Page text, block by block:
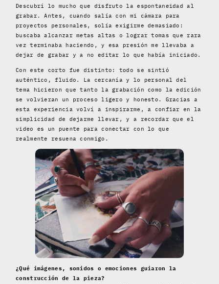
Descubrí lo mucho que disfruto la espontaneidad al
grabar. Antes, cuando salía con mi cámara para
proyectos personales, solía exigirme demasiado:
buscaba alcanzar metas altas o lograr tomas que rara
vez terminaba haciendo, y esa presión me llevaba a
dejar de grabar y a no editar lo que había iniciado.
Con este corto fue distinto: todo se sintió
auténtico, fluido. La cercanía y lo personal del
tema hicieron que tanto la grabación como la edición
se volvieran un proceso ligero y honesto. Gracias a
esta experiencia volví a inspirarme, a confiar en la
simplicidad de dejarme llevar, y a recordar que el
video es un puente para conectar con lo que
realmente resuena conmigo.
¿Qué imágenes, sonidos o emociones guiaron la
construcción de la pieza?